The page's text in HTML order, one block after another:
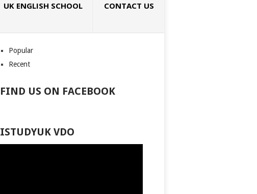
UK ENGLISH SCHOOL CONTACT US
Popular
Recent
FIND US ON FACEBOOK
ISTUDYUK VDO